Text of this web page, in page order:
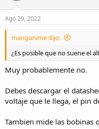
Ago 29, 2022
manganime dijo:
¿Es posible que no suene el
Muy probablemente no.
Debes descargar el
voltaje que le llega, el pin
Tambien mide las bobinas